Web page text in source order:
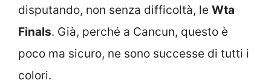
disputando, non senza difficoltà, le Wta
Finals. Già, perché a Cancun, questo è
poco ma sicuro, ne sono successe di tutti i
colori.